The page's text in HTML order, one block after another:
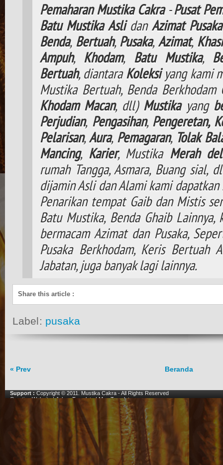
Pemaharan Mustika Cakra-Pusat
Batu Mustika AslidanAzimat Pusaka
Benda, Bertuah,Pusaka,Azimat,
Ampuh, Khodam, Batu Mustika,
Bertuah, diantaraKoleksiyang kami
Mustika Bertuah, Benda
Khodam Macan, dll) Mustikayang
Perjudian, Pengasihan, Pengeretan,
Pelarisan,Aura, Pemagaran, Tolak
Mancing, Karier, Mustika Merah
rumah Tangga, Asmara, Buang sial,
dijamin Asli dan Alami kami
Penarikan tempat Gaib dan Mistis
Batu Mustika, Benda Ghaib
bermacam Azimat dan Pusaka,
Pusaka Berkhodam, Keris Bertuah
Jabatan, juga banyak lagi lainnya.
Share this article :
Label: pusaka
« Prev Beranda
Support : Copyright © 2011. Mustika Cakra - All Rights Reserved
Creating Website|Johny Template|Mas Template